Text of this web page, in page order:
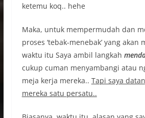
ketemu koq.. hehe
Maka, untuk mempermudah dan
proses ‘tebak-menebak’ yang akan
waktu itu Saya ambil langkah
cukup cuman menyambangi atau
meja kerja mereka.. Tapi saya
mereka satu persatu..